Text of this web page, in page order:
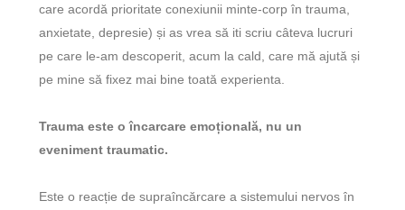
care acordă prioritate conexiunii minte-corp în trauma,
anxietate, depresie) și as vrea să iti scriu câteva lucruri
pe care le-am descoperit, acum la cald, care mă ajută și
pe mine să fixez mai bine toată experienta.
Trauma este o încarcare emoțională, nu un
eveniment traumatic.
Este o reacție de supraîncărcare a sistemului nervos în